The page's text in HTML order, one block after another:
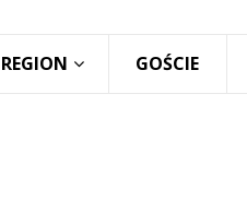
REGION GOŚCIE